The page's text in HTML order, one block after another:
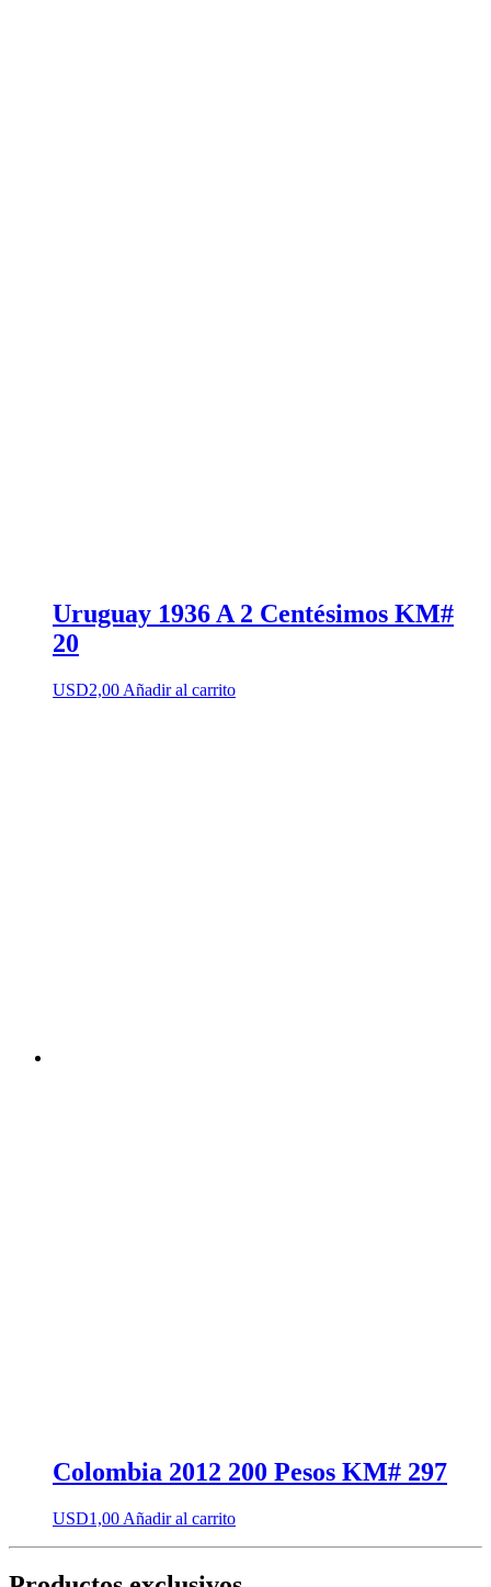
Uruguay 1936 A 2 Centésimos KM#
20
USD2,00 Añadir al carrito
Colombia 2012 200 Pesos KM# 297
USD1,00 Añadir al carrito